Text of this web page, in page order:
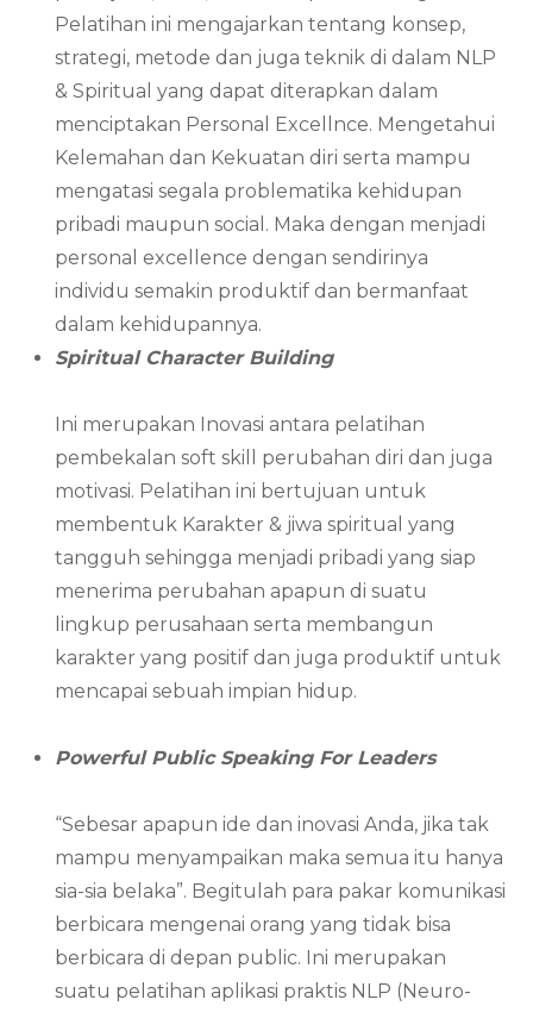
Pelatihan ini mengajarkan tentang konsep,
strategi, metode dan juga teknik di dalam NLP
& Spiritual yang dapat diterapkan dalam
menciptakan Personal Excellnce. Mengetahui
Kelemahan dan Kekuatan diri serta mampu
mengatasi segala problematika kehidupan
pribadi maupun social. Maka dengan menjadi
personal excellence dengan sendirinya
individu semakin produktif dan bermanfaat
dalam kehidupannya.
Spiritual Character Building
Ini merupakan Inovasi antara pelatihan
pembekalan soft skill perubahan diri dan juga
motivasi. Pelatihan ini bertujuan untuk
membentuk Karakter & jiwa spiritual yang
tangguh sehingga menjadi pribadi yang siap
menerima perubahan apapun di suatu
lingkup perusahaan serta membangun
karakter yang positif dan juga produktif untuk
mencapai sebuah impian hidup.
Powerful Public Speaking For Leaders
“Sebesar apapun ide dan inovasi Anda, jika tak
mampu menyampaikan maka semua itu hanya
sia-sia belaka”. Begitulah para pakar komunikasi
berbicara mengenai orang yang tidak bisa
berbicara di depan public. Ini merupakan
suatu pelatihan aplikasi praktis NLP (Neuro-